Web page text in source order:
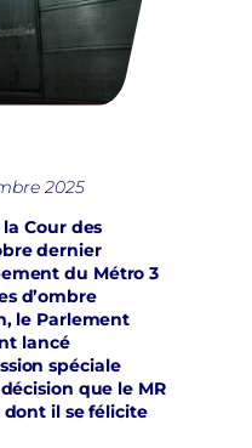
2025
Cour des
dernier
du Métro 3
d’ombre
le Parlement
lancé
spéciale
que le MR
il se félicite